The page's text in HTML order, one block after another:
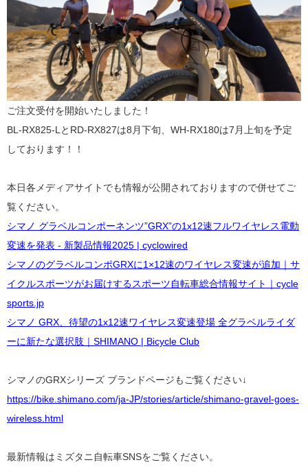
ご注文受付を開始いたしました！
BL-RX825-LとRD-RX827は8月下旬、WH-RX180は7月上旬を予定
しております！！
本日各メディアサイトでも情報が公開されておりますので併せてご
覧ください。
シマノ グラベルコンポーネンツ”GRX”の1x12速フルワイヤレス電動
変速を発表 - 新製品情報2025 | cyclowired
シマノのグラベルコンポGRXに1×12速のワイヤレス変速が追加｜サ
イクルスポーツがお届けするスポーツ自転車総合情報サイト｜cycle
sports.jp
シマノ GRX、待望の1x12速ワイヤレス変速登場 全グラベルライダ
ーに新たな選択肢｜SHIMANO | Bicycle Club
シマノのGRXシリーズ ブランドページもご覧ください↓
https://bike.shimano.com/ja-JP/stories/article/shimano-gravel-goes-
wireless.html
最新情報はミズタニ自転車SNSをご覧ください。